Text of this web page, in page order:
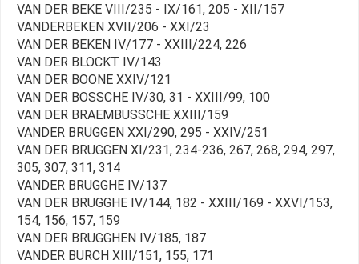
VAN DER BEKE VIII/235 - IX/161, 205 - XII/157
VANDERBEKEN XVII/206 - XXI/23
VAN DER BEKEN IV/177 - XXIII/224, 226
VAN DER BLOCKT IV/143
VAN DER BOONE XXIV/121
VAN DER BOSSCHE IV/30, 31 - XXIII/99, 100
VAN DER BRAEMBUSSCHE XXIII/159
VANDER BRUGGEN XXI/290, 295 - XXIV/251
VAN DER BRUGGEN XI/231, 234-236, 267, 268, 294, 297,
305, 307, 311, 314
VANDER BRUGGHE IV/137
VAN DER BRUGGHE IV/144, 182 - XXIII/169 - XXVI/153,
154, 156, 157, 159
VAN DER BRUGGHEN IV/185, 187
VANDER BURCH XIII/151, 155, 171